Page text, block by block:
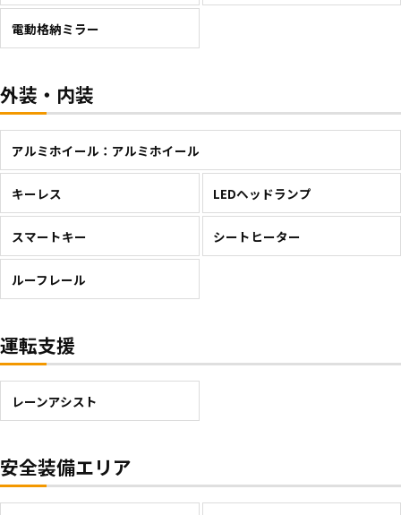
電動格納ミラー
外装・内装
アルミホイール：アルミホイール
キーレス LEDヘッドランプ
スマートキー シートヒーター
ルーフレール
運転支援
レーンアシスト
安全装備エリア